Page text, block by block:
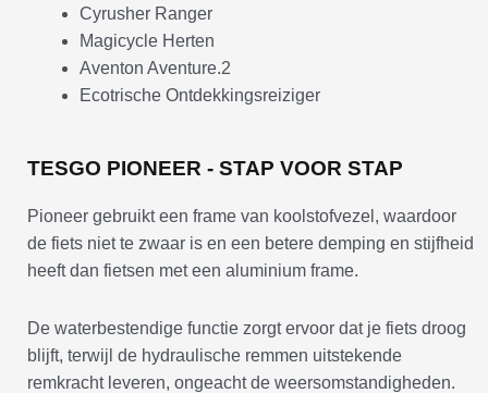
Cyrusher Ranger
Magicycle Herten
Aventon Aventure.2
Ecotrische Ontdekkingsreiziger
TESGO PIONEER - STAP VOOR STAP
Pioneer gebruikt een frame van koolstofvezel, waardoor
de fiets niet te zwaar is en een betere demping en stijfheid
heeft dan fietsen met een aluminium frame.
De waterbestendige functie zorgt ervoor dat je fiets droog
blijft, terwijl de hydraulische remmen uitstekende
remkracht leveren, ongeacht de weersomstandigheden.